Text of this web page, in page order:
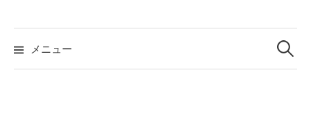
メニュー
検
索: